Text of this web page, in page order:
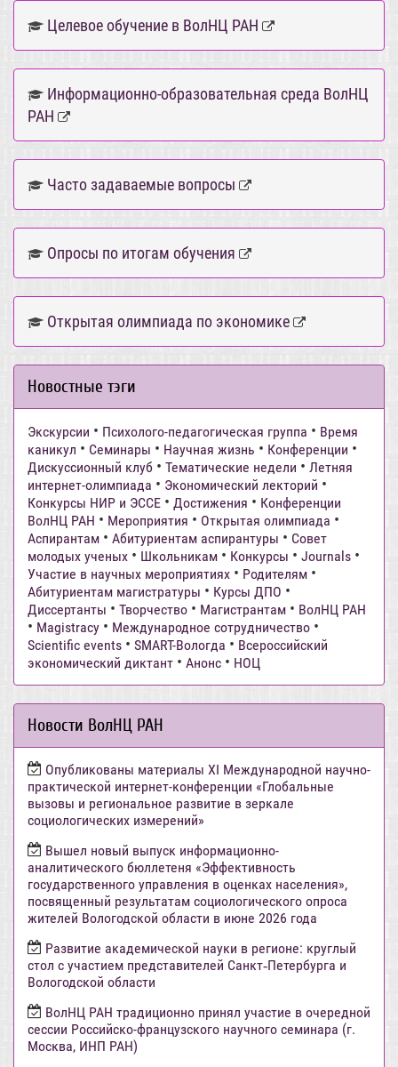
Целевое обучение в ВолНЦ РАН
Информационно-образовательная среда ВолНЦ
РАН
Часто задаваемые вопросы
Опросы по итогам обучения
Открытая олимпиада по экономике
Новостные тэги
Экскурсии • Психолого-педагогическая группа • Время
каникул • Семинары • Научная жизнь • Конференции •
Дискуссионный клуб • Тематические недели • Летняя
интернет-олимпиада • Экономический лекторий •
Конкурсы НИР и ЭССЕ • Достижения • Конференции
ВолНЦ РАН • Мероприятия • Открытая олимпиада •
Аспирантам • Абитуриентам аспирантуры • Совет
молодых ученых • Школьникам • Конкурсы • Journals •
Участие в научных мероприятиях • Родителям •
Абитуриентам магистратуры • Курсы ДПО •
Диссертанты • Творчество • Магистрантам • ВолНЦ РАН
• Magistracy • Международное сотрудничество •
Scientific events • SMART-Вологда • Всероссийский
экономический диктант • Анонс • НОЦ
Новости ВолНЦ РАН
Опубликованы материалы XI Международной научно-
практической интернет-конференции «Глобальные
вызовы и региональное развитие в зеркале
социологических измерений»
Вышел новый выпуск информационно-
аналитического бюллетеня «Эффективность
государственного управления в оценках населения»,
посвященный результатам социологического опроса
жителей Вологодской области в июне 2026 года
Развитие академической науки в регионе: круглый
стол с участием представителей Санкт‑Петербурга и
Вологодской области
ВолНЦ РАН традиционно принял участие в очередной
сессии Российско-французского научного семинара (г.
Москва, ИНП РАН)